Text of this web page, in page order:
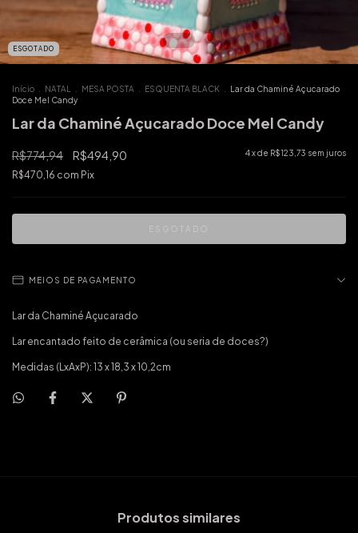
ESGOTADO
Início NATAL MESA POSTA ESQUENTA BLACK
Lar da Chaminé Açucarado
Doce Mel Candy
Lar da Chaminé Açucarado Doce Mel Candy
R$774,94 R$494,90 4x de R$123,73 sem juros
R$470,16 com Pix
MEIOS DE PAGAMENTO
Lar da Chaminé Açucarado
Lar encantado feito de cerâmica (ou seria de doces?)
Medidas (LxAxP): 13 x 18,3 x 10,2cm
Produtos similares